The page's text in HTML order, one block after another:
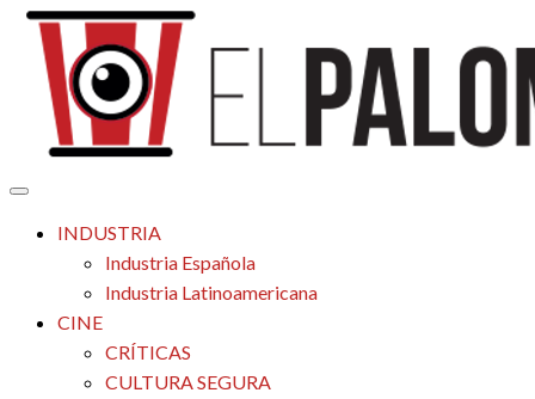
Saltar
contenido
El Palomitrón
Tu espacio de la industria de cine española y latinoamericana
INDUSTRIA
Industria Española
Industria Latinoamericana
CINE
CRÍTICAS
CULTURA SEGURA